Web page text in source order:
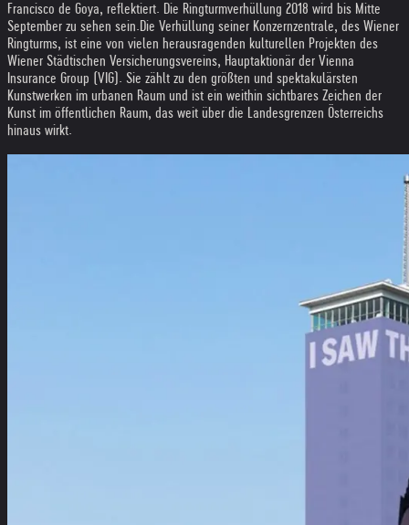
Francisco de Goya, reflektiert. Die Ringturmverhüllung 2018 wird bis Mitte
September zu sehen sein. Die Verhüllung seiner Konzernzentrale, des Wiener
Ringturms, ist eine von vielen herausragenden kulturellen Projekten des
Wiener Städtischen Versicherungsvereins, Hauptaktionär der Vienna
Insurance Group (VIG). Sie zählt zu den größten und spektakulärsten
Kunstwerken im urbanen Raum und ist ein weithin sichtbares Zeichen der
Kunst im öffentlichen Raum, das weit über die Landesgrenzen Österreichs
hinaus wirkt.